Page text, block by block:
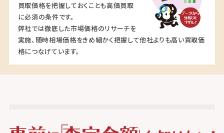
買取価格を把握しておくことも高価買取
に必須の条件です。
弊社では徹底した市場価格のリサーチを
実施、随時相場価格をきめ細かく把握して他社よりも高い買取価
格につなげています。